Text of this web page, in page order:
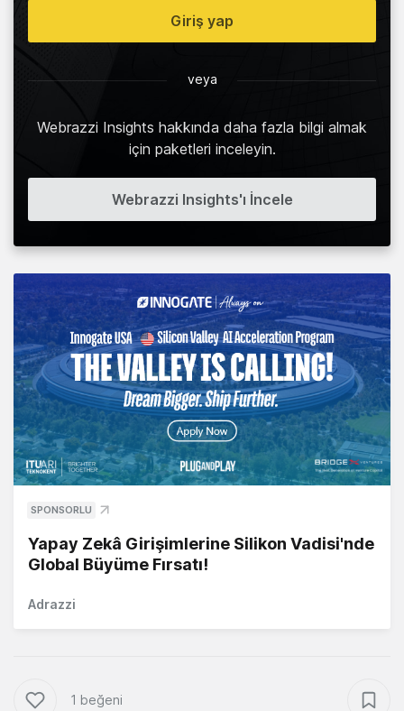
Giriş yap
veya
Webrazzi Insights hakkında daha fazla bilgi almak
için paketleri inceleyin.
Webrazzi Insights'ı İncele
SPONSORLU
Yapay Zekâ Girişimlerine Silikon Vadisi'nde
Global Büyüme Fırsatı!
Adrazzi
1 beğeni